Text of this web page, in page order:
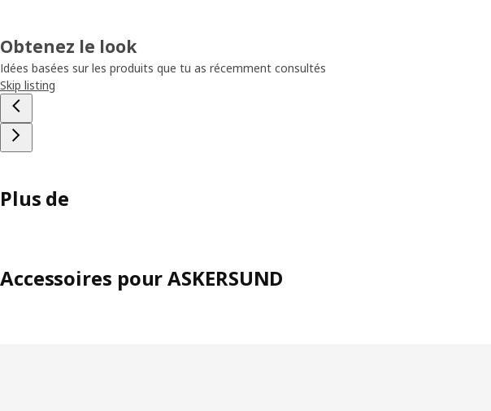
Obtenez le look
Idées basées sur les produits que tu as récemment consultés
Skip listing
Plus de
Accessoires pour ASKERSUND